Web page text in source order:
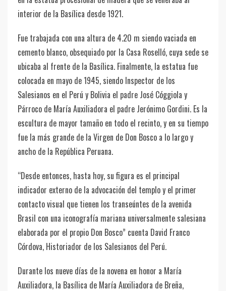
interior de la Basílica desde 1921.
Fue trabajada con una altura de 4.20 m siendo vaciada en
cemento blanco, obsequiado por la Casa Roselló, cuya sede se
ubicaba al frente de la Basílica. Finalmente, la estatua fue
colocada en mayo de 1945, siendo Inspector de los
Salesianos en el Perú y Bolivia el padre José Cóggiola y
Párroco de María Auxiliadora el padre Jerónimo Gordini. Es la
escultura de mayor tamaño en todo el recinto, y en su tiempo
fue la más grande de la Virgen de Don Bosco a lo largo y
ancho de la República Peruana.
“Desde entonces, hasta hoy, su figura es el principal
indicador externo de la advocación del templo y el primer
contacto visual que tienen los transeúntes de la avenida
Brasil con una iconografía mariana universalmente salesiana
elaborada por el propio Don Bosco” cuenta David Franco
Córdova, Historiador de los Salesianos del Perú.
Durante los nueve días de la novena en honor a María
Auxiliadora, la Basílica de María Auxiliadora de Breña,